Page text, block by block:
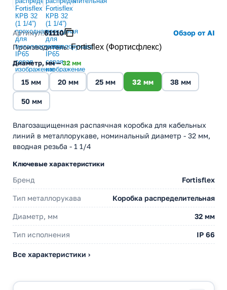
Артикул:61110
Обзор от AI
Производитель:Fortisflex (Фортисфлекс)
Диаметр, мм —32 мм
15 мм 20 мм 25 мм 32 мм 38 мм
50 мм
Влагозащищенная распаячная коробка для кабельных
линий в металлорукаве, номинальный диаметр - 32 мм,
вводная резьба - 1 1/4
Ключевые характеристики
Бренд Fortisflex
Тип металлорукава Коробка распределительная
Диаметр, мм 32 мм
Тип исполнения IP 66
Все характеристики ›